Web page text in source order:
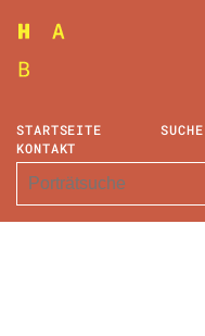
STARTSEITE SUCHE
KONTAKT